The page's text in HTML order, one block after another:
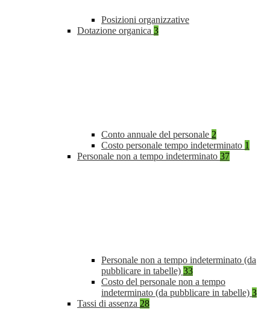
Posizioni organizzative
Dotazione organica 3
Conto annuale del personale 2
Costo personale tempo indeterminato 1
Personale non a tempo indeterminato 37
Personale non a tempo indeterminato (da
pubblicare in tabelle) 33
Costo del personale non a tempo
indeterminato (da pubblicare in tabelle) 3
Tassi di assenza 28